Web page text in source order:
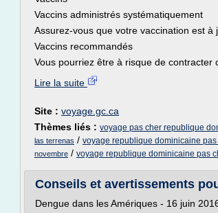
Vaccins administrés systématiquement
Assurez-vous que votre vaccination est
Vaccins recommandés
Vous pourriez être à risque de contracter
Lire la suite
Site : voyage.gc.ca
Thèmes liés : voyage pas cher republique
las terrenas / voyage republique dominicaine
novembre / voyage republique dominicaine pas
Conseils et avertissements
Dengue dans les Amériques - 16 juin